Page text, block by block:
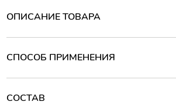
ОПИСАНИЕ ТОВАРА
Расчёска массажная овальная «Цвет
Изготовлена из экологически чистого
преимуществом является одновременное
приятно для поверхности головы.
СПОСОБ ПРИМЕНЕНИЯ
Способ применения:
постепенно продвигаясь к корням. Если вы
СОСТАВ